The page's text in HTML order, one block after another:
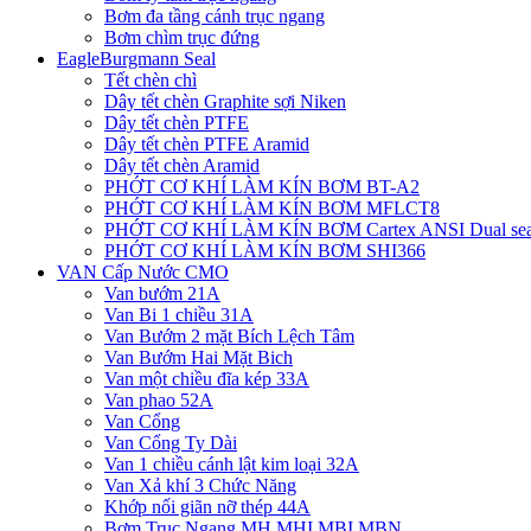
Bơm đa tầng cánh trục ngang
Bơm chìm trục đứng
EagleBurgmann Seal
Tết chèn chì
Dây tết chèn Graphite sợi Niken
Dây tết chèn PTFE
Dây tết chèn PTFE Aramid
Dây tết chèn Aramid
PHỚT CƠ KHÍ LÀM KÍN BƠM BT-A2
PHỚT CƠ KHÍ LÀM KÍN BƠM MFLCT8
PHỚT CƠ KHÍ LÀM KÍN BƠM Cartex ANSI Dual
PHỚT CƠ KHÍ LÀM KÍN BƠM SHI366
VAN Cấp Nước CMO
Van bướm 21A
Van Bi 1 chiều 31A
Van Bướm 2 mặt Bích Lệch Tâm
Van Bướm Hai Mặt Bich
Van một chiều đĩa kép 33A
Van phao 52A
Van Cổng
Van Cổng Ty Dài
Van 1 chiều cánh lật kim loại 32A
Van Xả khí 3 Chức Năng
Khớp nối giãn nỡ thép 44A